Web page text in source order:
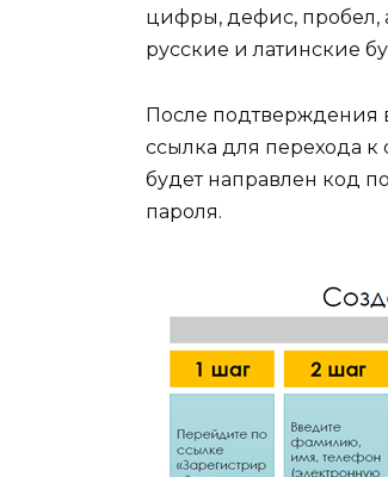
цифры, дефис, пробел,
русские и латинские
После подтверждения
ссылка для перехода
будет направлен код
пароля.